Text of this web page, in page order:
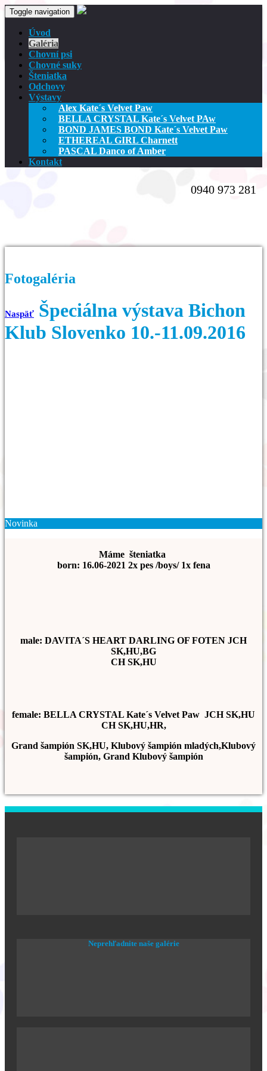
Toggle navigation
Úvod
Galéria
Chovní psi
Chovné suky
Šteniatka
Odchovy
Výstavy
Alex Kate´s Velvet Paw
BELLA CRYSTAL Kate´s Velvet PAw
BOND JAMES BOND Kate´s Velvet Paw
ETHEREAL GIRL Charnett
PASCAL Danco of Amber
Kontakt
0940 973 281
Fotogaléria
Naspäť Špeciálna výstava Bichon
Klub Slovenko 10.-11.09.2016
Novinka
Máme šteniatka
born: 16.06-2021 2x pes /boys/ 1x fena
male: DAVITA´S HEART DARLING OF FOTEN JCH
SK,HU,BG
CH SK,HU
female: BELLA CRYSTAL Kate´s Velvet Paw JCH SK,HU
CH SK,HU,HR,
Grand šampión SK,HU, Klubový šampión mladých,Klubový
šampión, Grand Klubový šampión
Neprehľadnite naše galérie